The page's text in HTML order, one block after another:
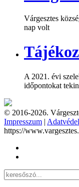
Várgesztes
nap volt
A 2021. évi
időpontokat
© 2016-2026.
Impresszum |
https://